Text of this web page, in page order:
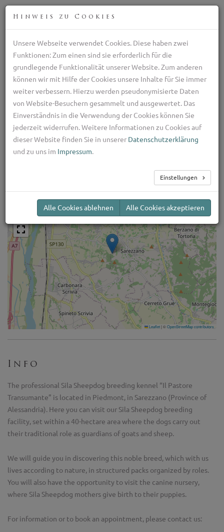
Züchter des Schäferhund gegen Wölfe, die Ziege Hund
+39 329 782 5970
ilpastoretransumante@gmail.com
How to Contact Us
+
Leaflet| ©OpenStreetMap contributors
Info
The professional Sila Sheepdog breeding kennel “Il Pastore
Transumante” is located in Piedmont, in Sarezzano (Province of
Alessandria). Here you can visit our Sila Sheepdog breeding
facility, set within a 40-hectare area where the dogs carry out
their traditional role as guardians of goats and sheep.
We will guide you in discovering this noble breed, which with us
lives according to nature, in structured packs organized by roles.
You will also have the opportunity to visit the canine nursery,
where Sila Sheepdog mothers give birth to their puppies.
For information or to book an appointment, please contact us:
Hinweis zu Cookies
Unsere Webseite verwendet Cookies. Diese haben zwei
Funktionen: Zum einen sind sie erforderlich für die
grundlegende Funktionalität unserer Website. Zum anderen
können wir mit Hilfe der Cookies unsere Inhalte für Sie immer
weiter verbessern. Hierzu werden pseudonymisierte Daten
von Website-Besuchern gesammelt und ausgewertet. Das
Einverständnis in die Verwendung der Cookies können Sie
jederzeit widerrufen. Weitere Informationen zu Cookies auf
dieser Website finden Sie in unserer Datenschutzerklärung
und zu uns im Impressum.
Einstellungen
Alle Cookies ablehnen Alle Cookies akzeptieren